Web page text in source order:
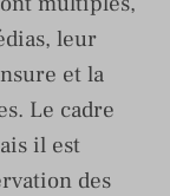
leur
et la
Le cadre
il est
des